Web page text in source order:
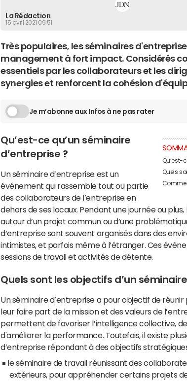
La Rédaction
15 avril 2021 09:51
Très populaires, les séminaires
management à fort impact. Considérés
essentiels par les collaborateurs et les
synergies et renforcent la cohésion
Je m’abonne aux Infos à ne pas rater
Qu’est-
Quels
Qu’est-ce qu’un séminaire
d’entreprise ?
Un séminaire d’entreprise est un
événement qui rassemble tout ou partie
des collaborateurs de l’entreprise en
dehors de ses locaux. Pendant une journée ou
autour d’un projet commun ou d’une
d’entreprise sont souvent organisés dans des
intimistes, et parfois même à l’étranger. Ces
sessions de travail et activités de détente.
Quels sont les objectifs d’un
Un séminaire d’entreprise a pour objectif de
leur faire part de la mission et des valeurs de
permettent de favoriser l’intelligence collective,
d'améliorer la performance. Toutefois, il existe
d’entreprise répondant à des objectifs
le séminaire de travail réunissant des
extérieurs, pour appréhender certains projets